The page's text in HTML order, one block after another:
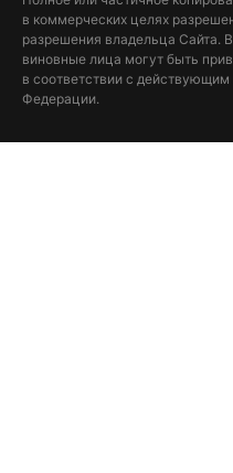
в коммерческих целях
разрешения владельца Сайта.
виновные лица могут быть
в соответствии с
Федерации.